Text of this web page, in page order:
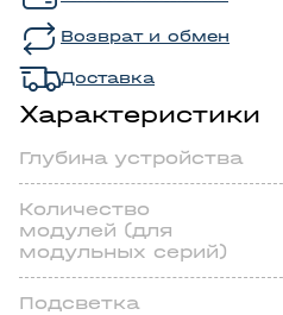
Возврат и обмен
Доставка
Характеристики
Глубина устройства
Количество
модулей (для
модульных серий)
Подсветка